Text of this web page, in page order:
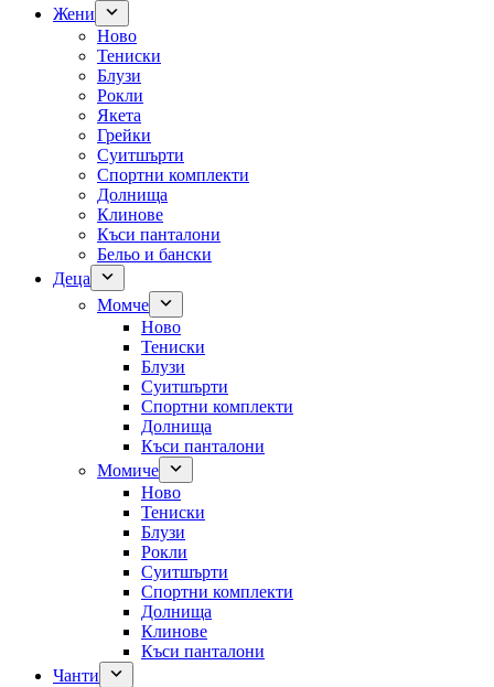
Жени
Ново
Тениски
Блузи
Рокли
Якета
Грейки
Суитшърти
Спортни комплекти
Долнища
Клинове
Къси панталони
Бельо и бански
Деца
Момче
Ново
Тениски
Блузи
Суитшърти
Спортни комплекти
Долнища
Къси панталони
Момиче
Ново
Тениски
Блузи
Рокли
Суитшърти
Спортни комплекти
Долнища
Клинове
Къси панталони
Чанти